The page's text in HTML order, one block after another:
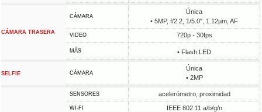
CÁMARA TRASERA
CÁMARA
Única
• 5MP, f/2.2, 1/5.0", 1.12µm, AF
VIDEO 720p - 30fps
MÁS • Flash LED
SELFIE CÁMARA
Única
• 2MP
SENSORES acelerómetro, proximidad
WI-FI IEEE 802.11 a/b/g/n